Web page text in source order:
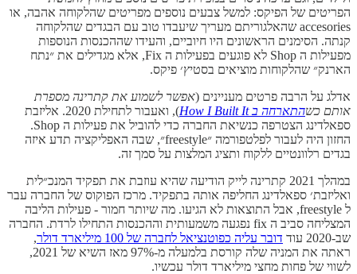
הפריטים של הפיקס: למשל צבעים נוספים מפריטים שהלקוחה אהבה, או
accesories שהאלגוריתם מעריך שיעבדו טוב עם הבגדים שהלקוחה
קנתה. הסימנים הראשונים היו חיוביים, והעידו שההכנסות הנוספות
מפעילות ה Shop לא פוגעים בפעילות ה Fix, אלא מגדילים את ״נתח
הארנק״ שהלקוחות מוציאים בסטיץ׳ פיקס.
אדלג על הרבה פרטים מעניינים (אפשר לשמוע את קתרינה מספרת
אותם כשהתארחה ב How I Built It
), ואעבור לתחילת 2020. אליזבת
ספאלדינג הצטרפה כנשיאת החברה כדי להוביל את פעילות ה Shop.
החזון היה לעבור לפלטפורמה ״freestyle״, שבה האפליקציה תדע איזה
בגדים רלוונטיים ללקוח ותציג המלצות על סמך זה.
במהלך 2021 קתרינה לייק הודיעה שהיא עוזבת את תפקיד המנכ״לית
ואליזבת׳ ספאלדינג החליפה אותה בתפקיד. מרכז הפוקוס של החברה עבר
ל freestyle, אבל התוצאות לא הגיעו. מה שיותר חמור - פעילות הליבה
המצליחה סביב ה fix נפגעה משמעותית וההכנסות התחילו לרדת. החברה
שב-2020 עוד
דובר עליה כפוטנציאל לחברה של 100 מיליארד דולר
,
ראתה את המניה שלה קורסת בלמעלה מ-97% מאז השיא של 2021,
לשווי של פחות מחצי מיליארד דולר עכשיו.